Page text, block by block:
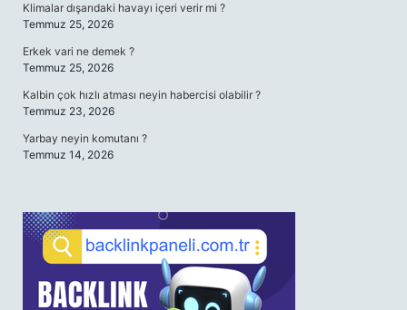
Klimalar dışarıdaki havayı içeri verir mi ?
Temmuz 25, 2026
Erkek vari ne demek ?
Temmuz 25, 2026
Kalbin çok hızlı atması neyin habercisi olabilir ?
Temmuz 23, 2026
Yarbay neyin komutanı ?
Temmuz 14, 2026